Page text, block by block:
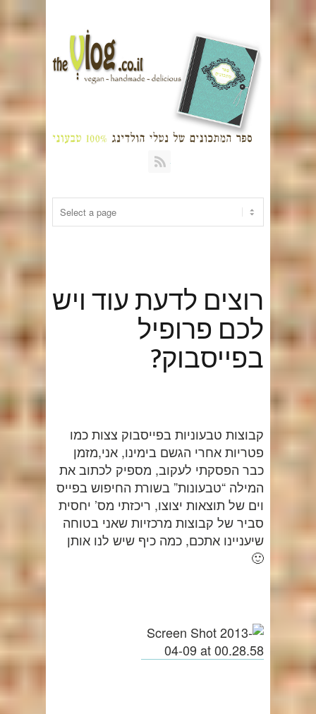
רוצים לדעת עוד ויש
לכם פרופיל
בפייסבוק?
קבוצות טבעוניות בפייסבוק צצות כמו
פטריות אחרי הגשם בימינו, אני,מזמן
כבר הפסקתי לעקוב, מספיק לכתוב את
המילה “טבעונות” בשורת החיפוש בפייס
וים של תוצאות יצוצו, ריכזתי מס’ יחסית
סביר של קבוצות מרכזיות שאני בטוחה
שיעניינו אתכם, כמה כיף שיש לנו אותן
🙂